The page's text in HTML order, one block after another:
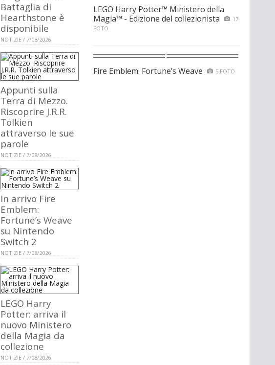
Battaglia di
Hearthstone è
disponibile
NOTIZIE / 7/08/2026
Appunti sulla
Terra di Mezzo.
Riscoprire J.R.R.
Tolkien
attraverso le sue
parole
NOTIZIE / 7/08/2026
In arrivo Fire
Emblem:
Fortune’s Weave
su Nintendo
Switch 2
NOTIZIE / 7/08/2026
LEGO Harry
Potter: arriva il
nuovo Ministero
della Magia da
collezione
NOTIZIE / 7/08/2026
LEGO Harry Potter™ Ministero della
Magia™ - Edizione del collezionista
17
FOTO
Fire Emblem: Fortune’s Weave 5 FOTO